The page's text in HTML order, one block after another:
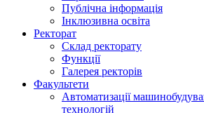
Публічна інформація
Інклюзивна освіта
Ректорат
Склад ректорату
Функції
Галерея ректорів
Факультети
Автоматизації
технологій